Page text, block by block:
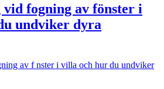
vid fogning av fönster i
undviker dyra